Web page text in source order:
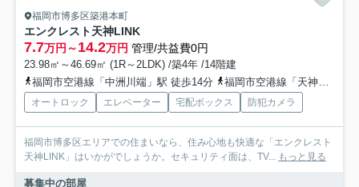
福岡市博多区築港本町
エンクレスト天神LINK
7.7万円～14.2万円 管理/共益費0円
23.98㎡～46.69㎡ (1R～2LDK) /築4年 /14階建
福岡市空港線「中洲川端」駅 徒歩14分
福岡市空港線「天神」駅 徒歩18分
オートロック エレベーター 宅配ボックス 防犯カメラ
福岡市博多区エリアでの住まいなら、住み心地も快適な「エンクレスト
天神LINK」はいかがでしょうか。セキュリティ面は、TV... もっと見る
募集中の部屋